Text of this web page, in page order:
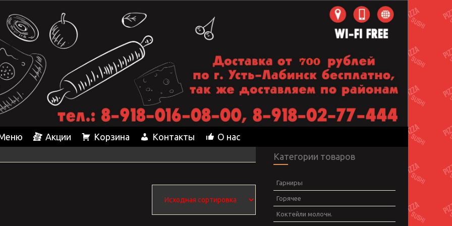
Акции Корзина Контакты О нас
Категории товаров
Гарниры
Горячее
Коктейли молочн.